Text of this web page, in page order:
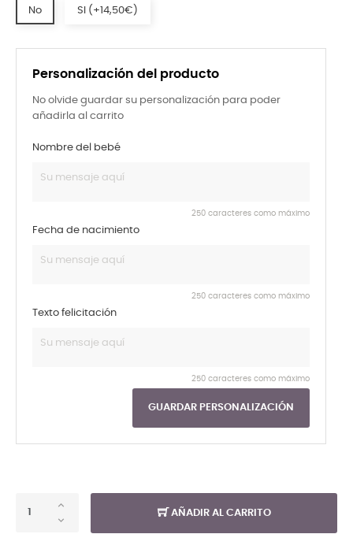
Personalización del producto
No olvide guardar su personalización para poder
añadirla al carrito
Nombre del bebé
250 caracteres como máximo
Fecha de nacimiento
250 caracteres como máximo
Texto felicitación
250 caracteres como máximo
GUARDAR PERSONALIZACIÓN
No SI (+14,50€)
AÑADIR AL CARRITO